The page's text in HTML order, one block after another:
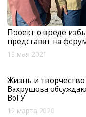
Проект о вреде
представят на
19 мая 2021
Жизнь и творчество
Вахрушова
ВоГУ
12 марта 2020